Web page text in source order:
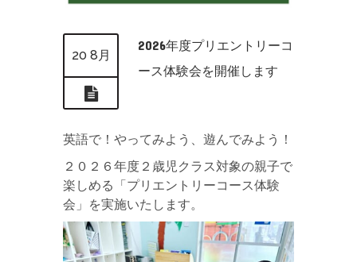
20 8月
2026年度プリエントリーコ
ース体験会を開催します
英語で！やってみよう、遊んでみよう！
２０２６年度２歳児クラス対象の親子で
楽しめる「プリエントリーコース体験
会」を実施いたします。